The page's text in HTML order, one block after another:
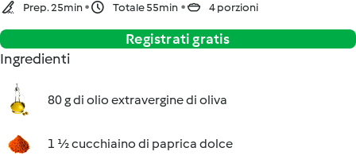
Prep. 25min Totale 55min 4 porzioni
Registrati gratis
Ingredienti
80 g di olio extravergine di oliva
1 ½ cucchiaino di paprica dolce